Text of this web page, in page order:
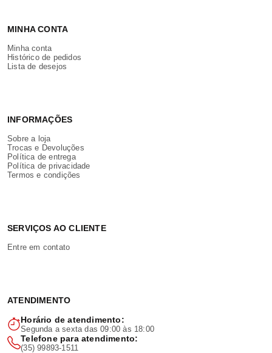
MINHA CONTA
Minha conta
Histórico de pedidos
Lista de desejos
INFORMAÇÕES
Sobre a loja
Trocas e Devoluções
Política de entrega
Política de privacidade
Termos e condições
SERVIÇOS AO CLIENTE
Entre em contato
ATENDIMENTO
Horário de atendimento:
Segunda a sexta das 09:00 às 18:00
Telefone para atendimento:
(35) 99893-1511